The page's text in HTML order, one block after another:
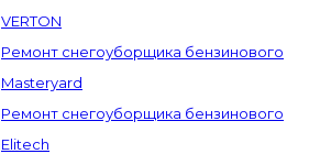
VERTON
Ремонт снегоуборщика бензинового
Masteryard
Ремонт снегоуборщика бензинового
Elitech